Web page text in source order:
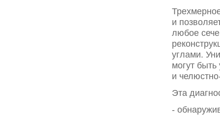
и
любое
углами.
могут
и
Эта
-